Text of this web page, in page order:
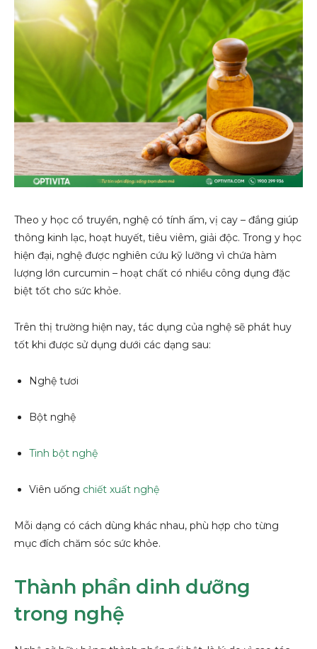
Theo y học cổ truyền, nghệ có tính ấm, vị cay – đắng giúp
thông kinh lạc, hoạt huyết, tiêu viêm, giải độc. Trong y học
hiện đại, nghệ được nghiên cứu kỹ lưỡng vì chứa hàm
lượng lớn curcumin – hoạt chất có nhiều công dụng đặc
biệt tốt cho sức khỏe.
Trên thị trường hiện nay, tác dụng của nghệ sẽ phát huy
tốt khi được sử dụng dưới các dạng sau:
Nghệ tươi
Bột nghệ
Tinh bột nghệ
Viên uống chiết xuất nghệ
Mỗi dạng có cách dùng khác nhau, phù hợp cho từng
mục đích chăm sóc sức khỏe.
Thành phần dinh dưỡng
trong nghệ